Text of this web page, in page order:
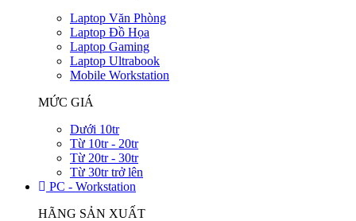
Laptop Văn Phòng
Laptop Đồ Họa
Laptop Gaming
Laptop Ultrabook
Mobile Workstation
MỨC GIÁ
Dưới 10tr
Từ 10tr - 20tr
Từ 20tr - 30tr
Từ 30tr trở lên
PC - Workstation
HÃNG SẢN XUẤT